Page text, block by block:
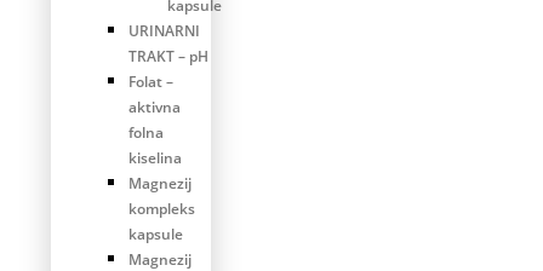
kapsule
URINARNI
TRAKT – pH
Folat –
aktivna
folna
kiselina
Magnezij
kompleks
kapsule
Magnezij